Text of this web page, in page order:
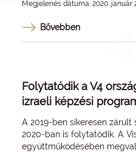
Megjelenés dátuma: 2020. január
Bővebben
Folytatódik a V4
izraeli képzési
A 2019-ben sikeresen
2020-ban is folytatódik. A
együttműködésében